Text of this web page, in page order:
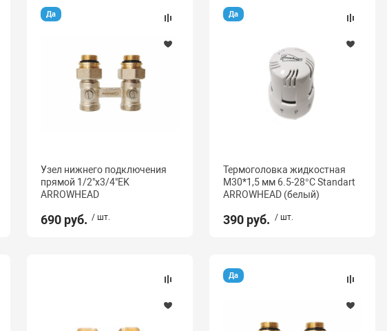
Да
Узел нижнего подключения
прямой 1/2"x3/4"EK
ARROWHEAD
690 руб. / шт.
Да
Термоголовка жидкостная
М30*1,5 мм 6.5-28°C Standart
ARROWHEAD (белый)
390 руб. / шт.
Да